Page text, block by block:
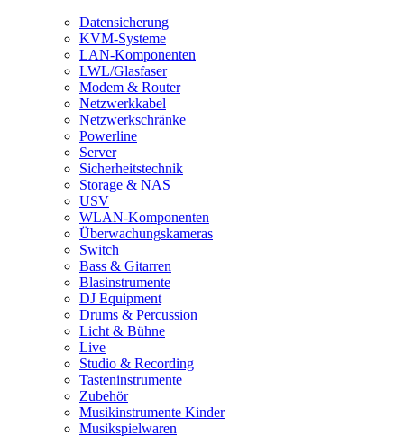
Datensicherung
KVM-Systeme
LAN-Komponenten
LWL/Glasfaser
Modem & Router
Netzwerkkabel
Netzwerkschränke
Powerline
Server
Sicherheitstechnik
Storage & NAS
USV
WLAN-Komponenten
Überwachungskameras
Switch
Bass & Gitarren
Blasinstrumente
DJ Equipment
Drums & Percussion
Licht & Bühne
Live
Studio & Recording
Tasteninstrumente
Zubehör
Musikinstrumente Kinder
Musikspielwaren